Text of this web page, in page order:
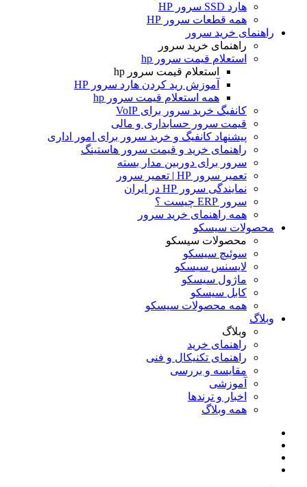
هارد SSD سرور HP
همه قطعات سرور HP
راهنمای خرید سرور
راهنمای خرید سرور
استعلام قیمت سرور hp
استعلام قیمت سرور hp
آموزش ريد كردن هارد سرور HP
همه استعلام قیمت سرور hp
کانفیگ خرید سرور برای VoIP
قیمت سرور حسابداری و مالی
پیشنهاد کانفیگ و خرید سرور برای امور اداری
راهنمای خرید و قیمت سرور هاستینگ
سرور برای دوربین مدار بسته
تعمیر سرور HP | تعمیر سرور
نمایندگی سرور HP در ایران
سرور ERP چیست ؟
همه راهنمای خرید سرور
محصولات سیسکو
محصولات سیسکو
سوئیچ سیسکو
لایسنس سیسکو
ماژول سیسکو
کابل سیسکو
همه محصولات سیسکو
وبلاگ
وبلاگ
راهنمای خرید
راهنمای تکنیکال و فنی
مقایسه و بررسی
آموزشی
اخبار و ترندها
همه وبلاگ